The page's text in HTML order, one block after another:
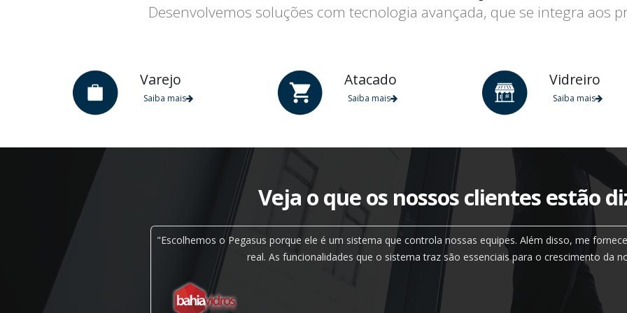
Desenvolvemos soluções com tecnologia avançada, que se integra aos
Varejo
Saiba mais
Atacado
Saiba mais
Vidreiro
Saiba mais
Veja o que os nossos clientes estão
"Escolhemos o Pegasus porque ele é um sistema que controla nossas equipes. Além disso, me
real. As funcionalidades que o sistema traz são essenciais para o crescimento da